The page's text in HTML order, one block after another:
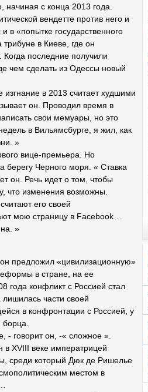
с конца 2013 года.
вендетте против него и
в «попытке государственного
в Киеве, где он
последние получили
чем сделать из Одессы новый
в 2013 считает худшими
он. Проводил время в
свои мемуары, но это
в Вильямсбурге, я жил, как
»
вице-премьера. Но
берегу Черного моря. « Ставка
он. Речь идет о том, чтобы
что изменения возможны.
его своей
мою страницу в Facebook…
»
предложил «цивилизационную»
в стране, на ее
года конфликт с Россией стал
части своей
в конфронтации с Россией, у
борца.
- говорит он, -« сложное ».
XVIII веке императрицей
среди который Дюк де Ришелье
местом в